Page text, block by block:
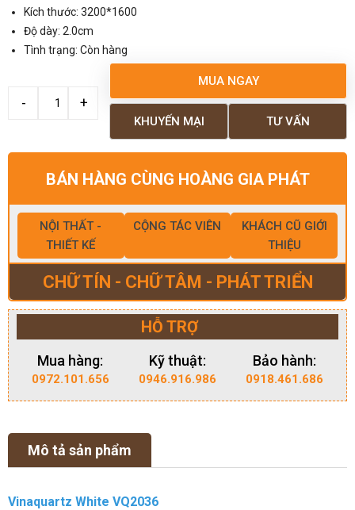
Kích thước: 3200*1600
Độ dày: 2.0cm
Tình trạng: Còn hàng
MUA NGAY
TƯ VẤN
KHUYẾN MẠI
BÁN HÀNG CÙNG HOÀNG GIA PHÁT
NỘI THẤT -
THIẾT KẾ
CỘNG TÁC VIÊN
KHÁCH CŨ GIỚI
THIỆU
CHỮ TÍN - CHỮ TÂM - PHÁT TRIỂN
HỖ TRỢ
Mua hàng:
0972.101.656
Kỹ thuật:
0946.916.986
Bảo hành:
0918.461.686
Mô tả sản phẩm
Vinaquartz White VQ2036